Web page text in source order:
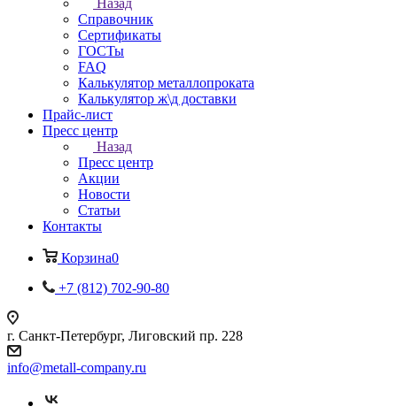
Назад
Справочник
Сертификаты
ГОСТы
FAQ
Калькулятор металлопроката
Калькулятор ж\д доставки
Прайс-лист
Пресс центр
Назад
Пресс центр
Акции
Новости
Статьи
Контакты
Корзина0
+7 (812) 702-90-80
г. Санкт-Петербург, Лиговский пр. 228
info@metall-company.ru